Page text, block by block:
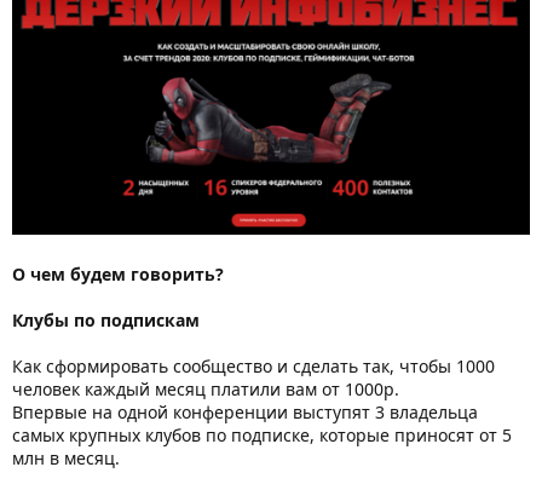
О чем будем говорить?
Клубы по подпискам
Как сформировать сообщество и сделать так, чтобы 1000
человек каждый месяц платили вам от 1000р.
Впервые на одной конференции выступят 3 владельца
самых крупных клубов по подписке, которые приносят от 5
млн в месяц.